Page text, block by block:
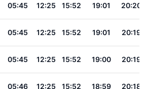
05:45 12:25 15:52 19:01 20:20
05:45 12:25 15:52 19:01 20:19
05:45 12:25 15:52 19:00 20:19
05:46 12:25 15:52 18:59 20:18